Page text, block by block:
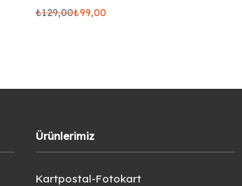
₺129,00₺99,00
Ürünlerimiz
Kartpostal-Fotokart